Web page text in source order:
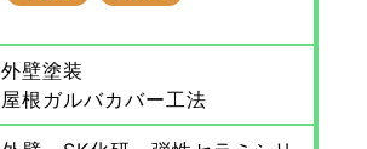
外壁塗装
屋根ガルバカバー工法